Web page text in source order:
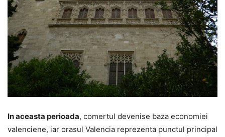
In aceasta perioada, comertul devenise baza economiei
valenciene, iar orasul Valencia reprezenta punctul principal